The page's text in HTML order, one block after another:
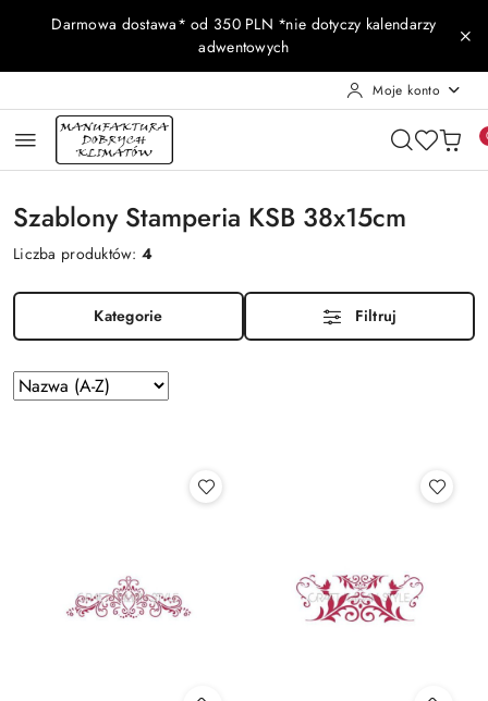
Przejdź do treści głównej
Przejdź do wyszukiwarki
Przejdź do moje konto
Przejdź do menu głównego
Przejdź do stopki
Darmowa dostawa* od 350 PLN *nie dotyczy kalendarzy
adwentowych
Moje konto
Szablony Stamperia KSB 38x15cm
Liczba produktów:4
Kategorie Filtruj
Zastosowano
sortowanie:
Sortuj
według